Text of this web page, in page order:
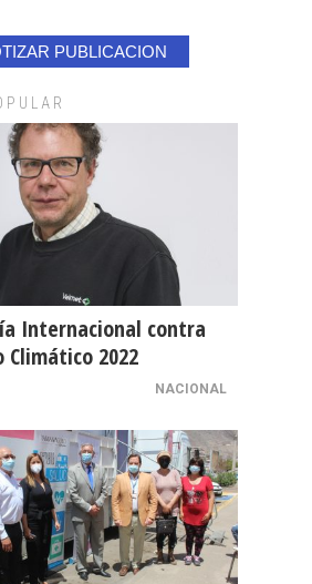
PUBLICACION
Internacional contra
Climático 2022
NACIONAL